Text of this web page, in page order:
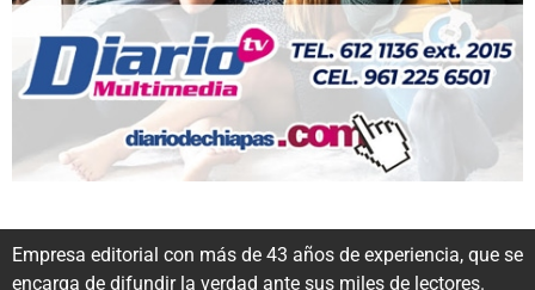
Empresa editorial con más de 43 años de experiencia, que se
encarga de difundir la verdad ante sus miles de lectores.